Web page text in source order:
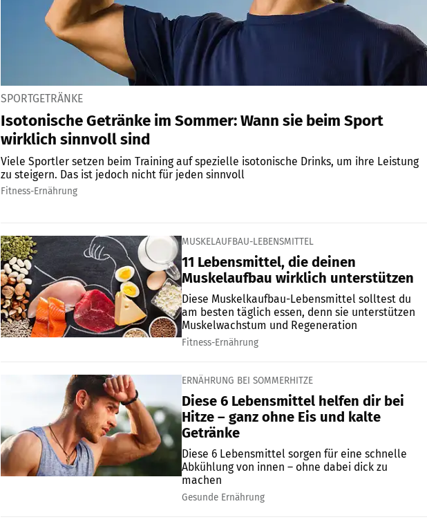
SPORTGETRÄNKE
Isotonische Getränke im Sommer: Wann sie beim Sport
wirklich sinnvoll sind
Viele Sportler setzen beim Training auf spezielle isotonische Drinks, um ihre Leistung
zu steigern. Das ist jedoch nicht für jeden sinnvoll
Fitness-Ernährung
MUSKELAUFBAU-LEBENSMITTEL
11 Lebensmittel, die deinen
Muskelaufbau wirklich unterstützen
Diese Muskelkaufbau-Lebensmittel solltest du
am besten täglich essen, denn sie unterstützen
Muskelwachstum und Regeneration
Fitness-Ernährung
ERNÄHRUNG BEI SOMMERHITZE
Diese 6 Lebensmittel helfen dir bei
Hitze – ganz ohne Eis und kalte
Getränke
Diese 6 Lebensmittel sorgen für eine schnelle
Abkühlung von innen – ohne dabei dick zu
machen
Gesunde Ernährung